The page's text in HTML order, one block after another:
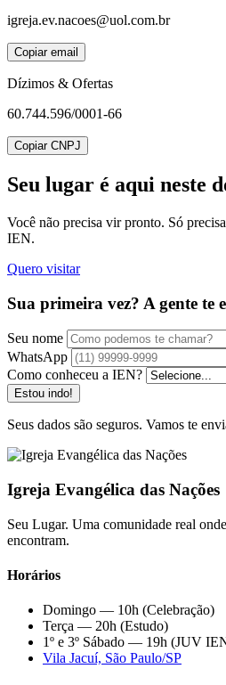
igreja.ev.nacoes@uol.com.br
Copiar email
Dízimos & Ofertas
60.744.596/0001-66
Copiar CNPJ
Seu lugar é aqui neste
Você não precisa vir pronto. Só
IEN.
Quero visitar
Sua primeira vez? A gente te
Seu nome
WhatsApp
Como conheceu a IEN?
Estou indo!
Seus dados são seguros. Vamos te
Igreja Evangélica das Nações
Seu Lugar. Uma comunidade real
encontram.
Horários
Domingo — 10h (Celebração)
Terça — 20h (Estudo)
1º e 3º Sábado — 19h (JUV
Vila Jacuí, São Paulo/SP